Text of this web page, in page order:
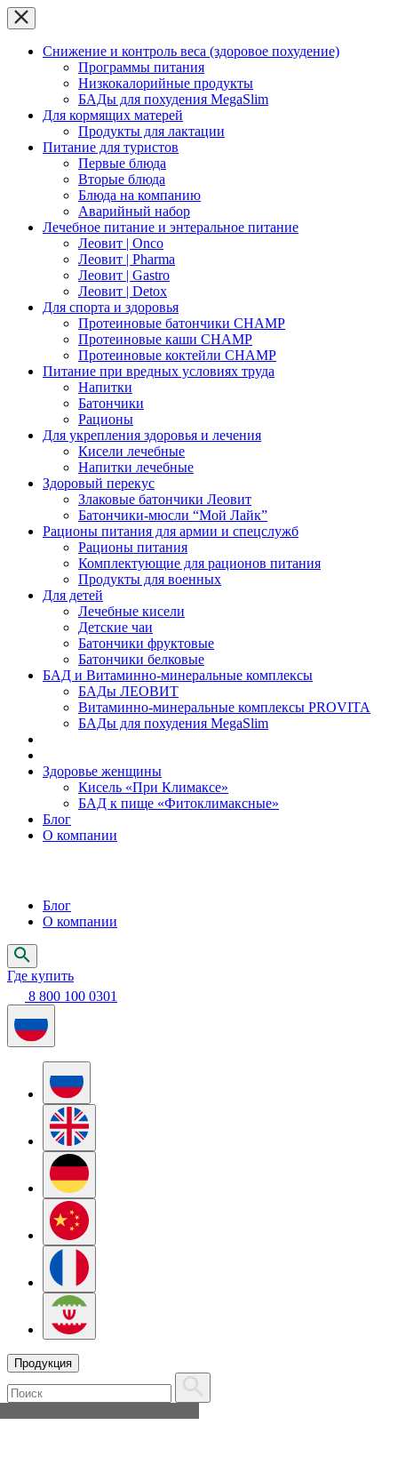
Снижение и контроль веса (здоровое похудение)
Программы питания
Низкокалорийные продукты
БАДы для похудения MegaSlim
Для кормящих матерей
Продукты для лактации
Питание для туристов
Первые блюда
Вторые блюда
Блюда на компанию
Аварийный набор
Лечебное питание и энтеральное питание
Леовит | Onco
Леовит | Pharma
Леовит | Gastro
Леовит | Detox
Для спорта и здоровья
Протеиновые батончики CHAMP
Протеиновые каши CHAMP
Протеиновые коктейли CHAMP
Питание при вредных условиях труда
Напитки
Батончики
Рационы
Для укрепления здоровья и лечения
Кисели лечебные
Напитки лечебные
Здоровый перекус
Злаковые батончики Леовит
Батончики-мюсли “Мой Лайк”
Рационы питания для армии и спецслужб
Рационы питания
Комплектующие для рационов питания
Продукты для военных
Для детей
Лечебные кисели
Детские чаи
Батончики фруктовые
Батончики белковые
БАД и Витаминно-минеральные комплексы
БАДы ЛЕОВИТ
Витаминно-минеральные комплексы PROVITA
БАДы для похудения MegaSlim
Здоровье женщины
Кисель «При Климаксе»
БАД к пище «Фитоклимаксные»
Блог
О компании
Блог
О компании
Где купить
8 800 100 0301
Продукция